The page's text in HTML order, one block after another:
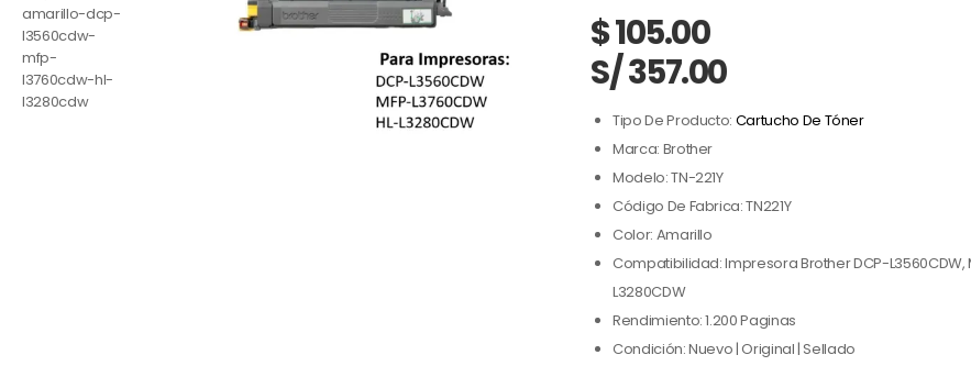
$105.00
S/ 357.00
Tipo De Producto: Cartucho De Tóner
Marca: Brother
Modelo: TN-221Y
Código De Fabrica: TN221Y
Color: Amarillo
Compatibilidad: Impresora Brother DCP-L3560CDW,
L3280CDW
Rendimiento: 1.200 Paginas
Condición: Nuevo | Original | Sellado